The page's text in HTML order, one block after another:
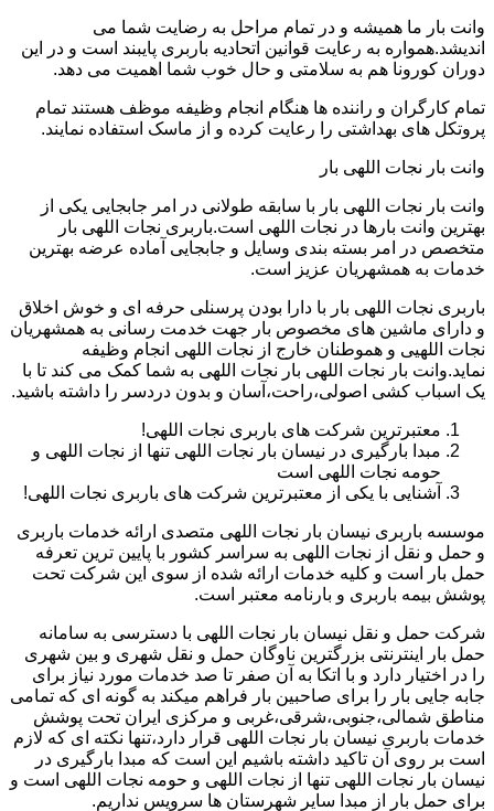
وانت بار ما همیشه و در تمام مراحل به رضایت شما می
اندیشد.همواره به رعایت قوانین اتحادیه باربری پایبند است و در این
دوران کورونا هم به سلامتی و حال خوب شما اهمیت می دهد.
تمام کارگران و راننده ها هنگام انجام وظیفه موظف هستند تمام
پروتکل های بهداشتی را رعایت کرده و از ماسک استفاده نمایند.
وانت بار نجات اللهی بار
وانت بار نجات اللهی بار با سابقه طولانی در امر جابجایی یکی از
بهترین وانت بارها در نجات اللهی است.باربری نجات اللهی بار
متخصص در امر بسته بندی وسایل و جابجایی آماده عرضه بهترین
خدمات به همشهریان عزیز است.
باربری نجات اللهی بار با دارا بودن پرسنلی حرفه ای و خوش اخلاق
و دارای ماشین های مخصوص بار جهت خدمت رسانی به همشهریان
نجات اللهیی و هموطنان خارج از نجات اللهی انجام وظیفه
نماید.وانت بار نجات اللهی بار نجات اللهی به شما کمک می کند تا با
یک اسباب کشی اصولی،راحت،آسان و بدون دردسر را داشته باشید.
معتبرترین شرکت های باربری نجات اللهی!
مبدا بارگیری در نیسان بار نجات اللهی تنها از نجات اللهی و
حومه نجات اللهی است
آشنایی با یکی از معتبرترین شرکت های باربری نجات اللهی!
موسسه باربری نیسان بار نجات اللهی متصدی ارائه خدمات باربری
و حمل و نقل از نجات اللهی به سراسر کشور با پایین ترین تعرفه
حمل بار است و کلیه خدمات ارائه شده از سوی این شرکت تحت
پوشش بیمه باربری و بارنامه معتبر است.
شرکت حمل و نقل نیسان بار نجات اللهی با دسترسی به سامانه
حمل بار اینترنتی بزرگترین ناوگان حمل و نقل شهری و بین شهری
را در اختیار دارد و با اتکا به آن صفر تا صد خدمات مورد نیاز برای
جابه جایی بار را برای صاحبین بار فراهم میکند به گونه ای که تمامی
مناطق شمالی،جنوبی،شرقی،غربی و مرکزی ایران تحت پوشش
خدمات باربری نیسان بار نجات اللهی قرار دارد،تنها نکته ای که لازم
است بر روی آن تاکید داشته باشیم این است که مبدا بارگیری در
نیسان بار نجات اللهی تنها از نجات اللهی و حومه نجات اللهی است و
برای حمل بار از مبدا سایر شهرستان ها سرویس نداریم.